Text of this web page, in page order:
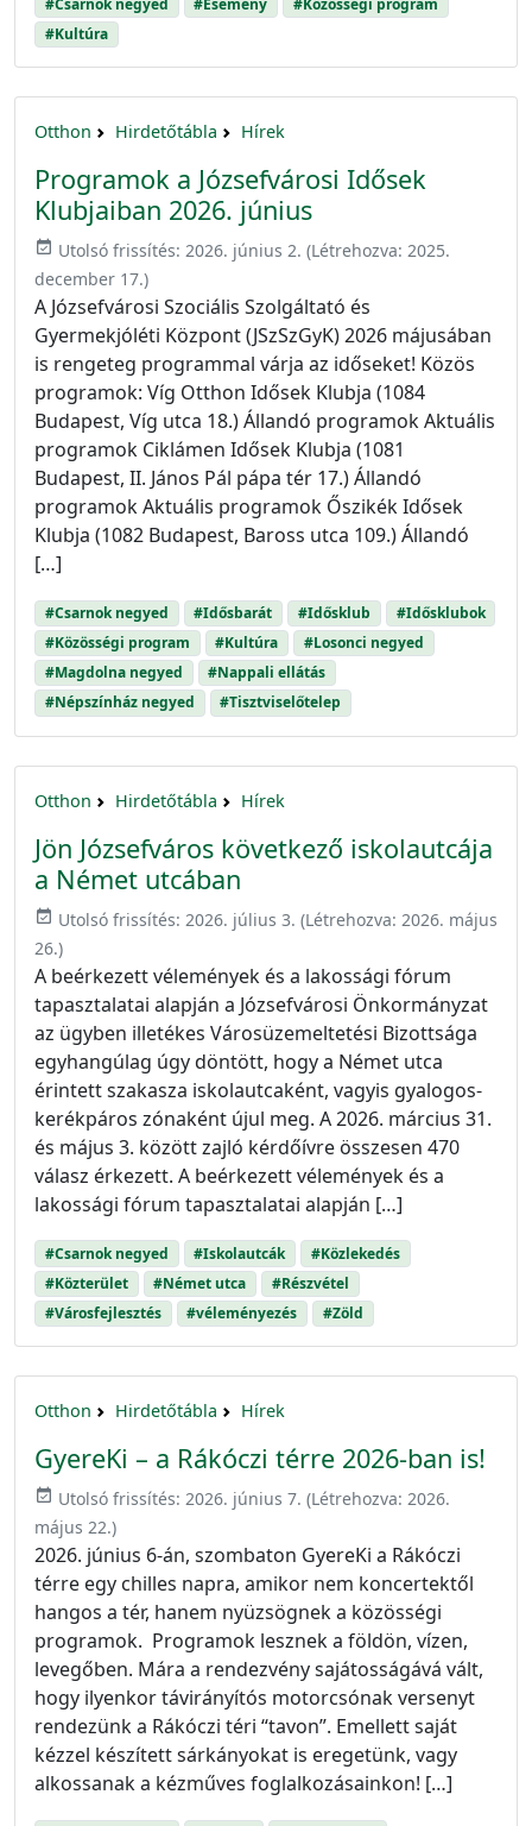
#Kultúra
Otthon Hirdetőtábla Hírek
Programok a Józsefvárosi Idősek
Klubjaiban 2026. június
event_available Utolsó frissítés: 2026. június 2. (Létrehozva: 2025.
december 17.)
A Józsefvárosi Szociális Szolgáltató és
Gyermekjóléti Központ (JSzSzGyK) 2026 májusában
is rengeteg programmal várja az időseket! Közös
programok: Víg Otthon Idősek Klubja (1084
Budapest, Víg utca 18.) Állandó programok Aktuális
programok Ciklámen Idősek Klubja (1081
Budapest, II. János Pál pápa tér 17.) Állandó
programok Aktuális programok Őszikék Idősek
Klubja (1082 Budapest, Baross utca 109.) Állandó
[…]
#Csarnok negyed #Idősbarát #Idősklub
#Idősklubok
#Közösségi program
#Kultúra
#Losonci negyed
#Magdolna negyed
#Nappali ellátás
#Népszínház negyed
#Tisztviselőtelep
Otthon Hirdetőtábla Hírek
Jön Józsefváros következő iskolautcája
a Német utcában
event_available Utolsó frissítés: 2026. július 3. (Létrehozva: 2026. május
26.)
A beérkezett vélemények és a lakossági fórum
tapasztalatai alapján a Józsefvárosi Önkormányzat
az ügyben illetékes Városüzemeltetési Bizottsága
egyhangúlag úgy döntött, hogy a Német utca
érintett szakasza iskolautcaként, vagyis gyalogos-
kerékpáros zónaként újul meg. A 2026. március 31.
és május 3. között zajló kérdőívre összesen 470
válasz érkezett. A beérkezett vélemények és a
lakossági fórum tapasztalatai alapján […]
#Csarnok negyed #Iskolautcák
#Közlekedés
#Közterület
#Német utca
#Részvétel
#Városfejlesztés
#véleményezés #Zöld
Otthon Hirdetőtábla Hírek
GyereKi – a Rákóczi térre 2026-ban is!
event_available Utolsó frissítés: 2026. június 7. (Létrehozva: 2026.
május 22.)
2026. június 6-án, szombaton GyereKi a Rákóczi
térre egy chilles napra, amikor nem koncertektől
hangos a tér, hanem nyüzsögnek a közösségi
programok. Programok lesznek a földön, vízen,
levegőben. Mára a rendezvény sajátosságává vált,
hogy ilyenkor távirányítós motorcsónak versenyt
rendezünk a Rákóczi téri “tavon”. Emellett saját
kézzel készített sárkányokat is eregetünk, vagy
alkossanak a kézműves foglalkozásainkon! […]